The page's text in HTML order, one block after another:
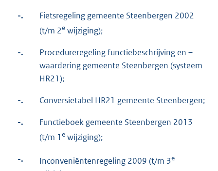
-.
Fietsregeling gemeente Steenbergen 2002
(t/m 2e wijziging);
-.
Procedureregeling functiebeschrijving en –
waardering gemeente Steenbergen (systeem
HR21);
-. Conversietabel HR21 gemeente Steenbergen;
-.
Functieboek gemeente Steenbergen 2013
(t/m 1 e wijziging);
-. Inconveniëntenregeling 2009 (t/m 3e